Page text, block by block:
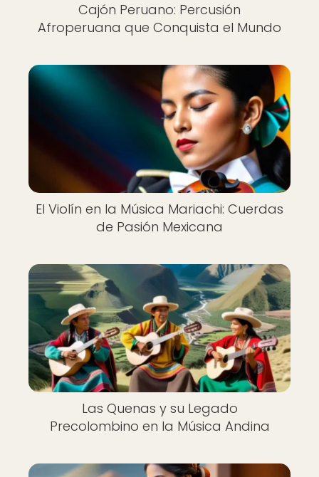
Cajón Peruano: Percusión
Afroperuana que Conquista el Mundo
El Violín en la Música Mariachi: Cuerdas
de Pasión Mexicana
Las Quenas y su Legado
Precolombino en la Música Andina